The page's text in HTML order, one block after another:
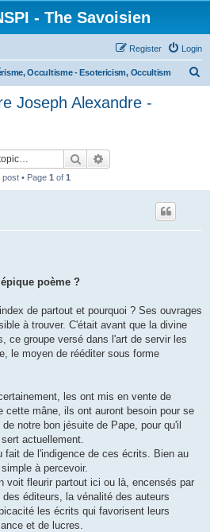
- The Savoisien
Login
Register
Occultisme - Esotericism, Occultism
Joseph Alexandre -
Search
post • Page 1 of 1
poème ?
de partout et pourquoi ? Ses ouvrages
à trouver. C'était avant que la divine
ce groupe versé dans l'art de servir les
le moyen de rééditer sous forme
les ont mis en vente de
cette mâne, ils ont auront besoin pour se
notre bon jésuite de Pape, pour qu'il
actuellement.
fait de l'indigence de ces écrits. Bien au
à percevoir.
voit fleurir partout ici ou là, encensés par
éditeurs, la vénalité des auteurs
les écrits qui favorisent leurs
et de lucres.